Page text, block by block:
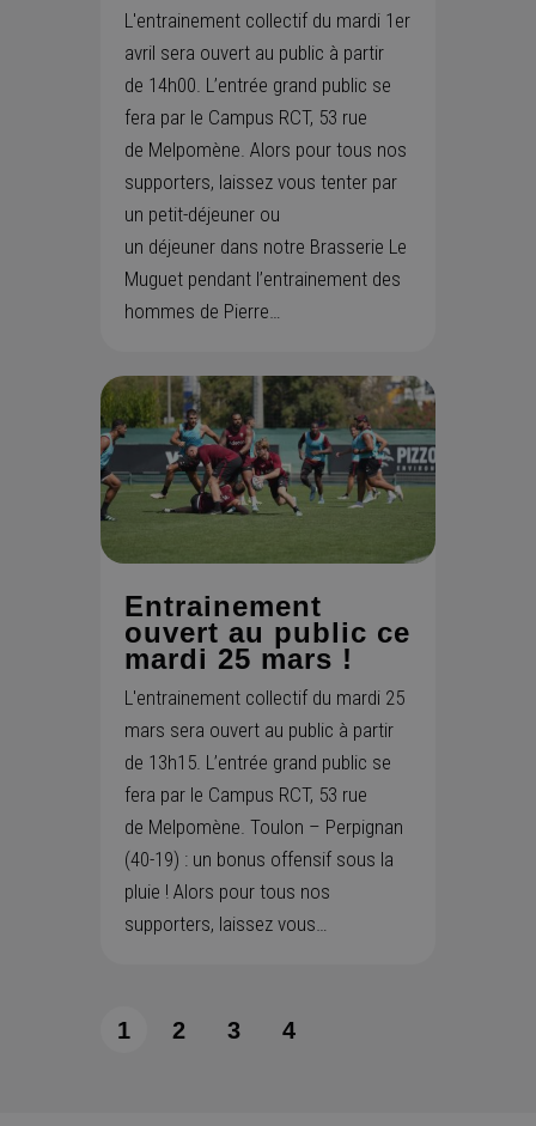
L'entrainement collectif du mardi 1er
avril sera ouvert au public à partir
de 14h00. L’entrée grand public se
fera par le Campus RCT, 53 rue
de Melpomène. Alors pour tous nos
supporters, laissez vous tenter par
un petit-déjeuner ou
un déjeuner dans notre Brasserie Le
Muguet pendant l’entrainement des
hommes de Pierre…
Entrainement
ouvert au public ce
mardi 25 mars !
L'entrainement collectif du mardi 25
mars sera ouvert au public à partir
de 13h15. L’entrée grand public se
fera par le Campus RCT, 53 rue
de Melpomène. Toulon – Perpignan
(40-19) : un bonus offensif sous la
pluie ! Alors pour tous nos
supporters, laissez vous…
1 2 3 4